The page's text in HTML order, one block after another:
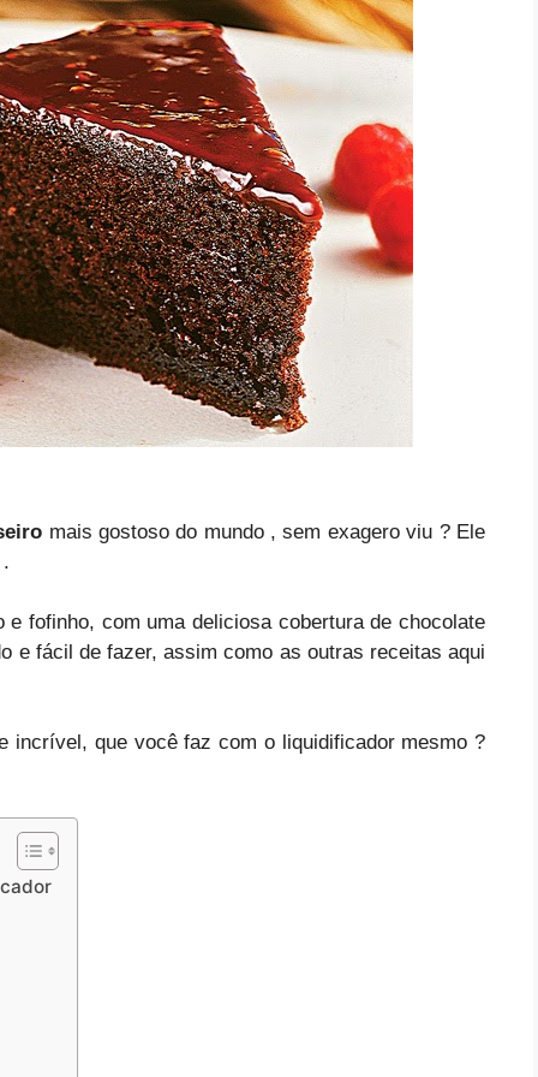
mais gostoso do mundo , sem exagero viu ? Ele
fofinho, com uma deliciosa cobertura de chocolate
e fácil de fazer, assim como as outras receitas aqui
incrível, que você faz com o liquidificador mesmo ?